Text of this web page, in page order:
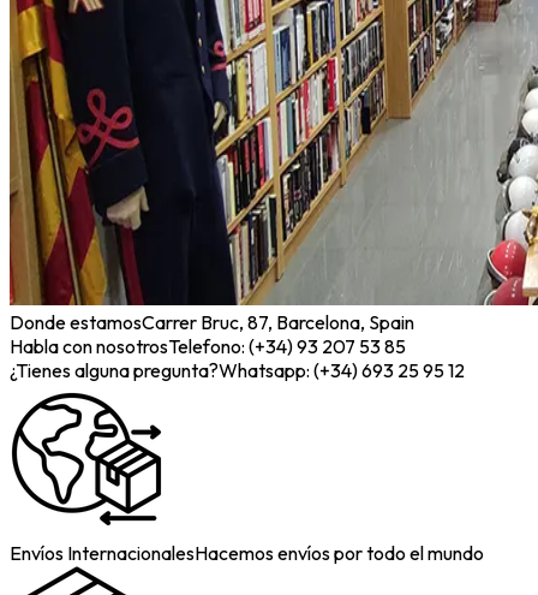
Donde estamosCarrer Bruc, 87, Barcelona, Spain
Habla con nosotrosTelefono: (+34) 93 207 53 85
¿Tienes alguna pregunta?Whatsapp: (+34) 693 25 95 12
Envíos InternacionalesHacemos envíos por todo el mundo